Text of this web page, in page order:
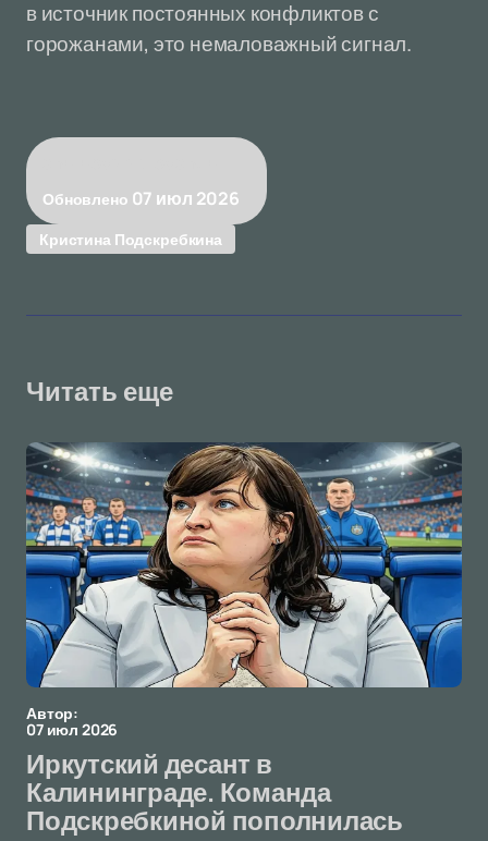
в источник постоянных конфликтов с
горожанами, это немаловажный сигнал.
Обновлено 07 июл 2026
Кристина Подскребкина
Читать еще
Автор:
07 июл 2026
Иркутский десант в
Калининграде. Команда
Подскребкиной пополнилась